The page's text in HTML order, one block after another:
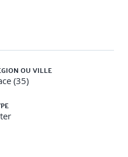
cotations, calques,
partir de Xrefs (plans
entreprise (DWT)
et automatisation
OU VILLE
(35)